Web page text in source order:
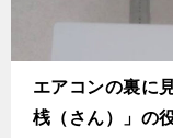
エアコンの裏に
桟（さん）」の